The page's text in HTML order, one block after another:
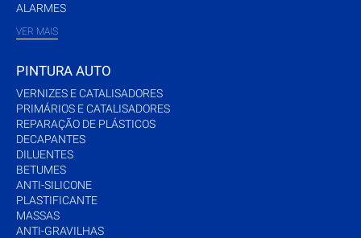
ALARMES
VER MAIS
PINTURA AUTO
VERNIZES E CATALISADORES
PRIMÁRIOS E CATALISADORES
REPARAÇÃO DE PLÁSTICOS
DECAPANTES
DILUENTES
BETUMES
ANTI-SILICONE
PLASTIFICANTE
MASSAS
ANTI-GRAVILHAS